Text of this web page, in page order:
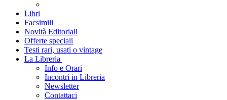
Libri
Facsimili
Novità Editoriali
Offerte speciali
Testi rari, usati o vintage
La Libreria
Info e Orari
Incontri in Libreria
Newsletter
Contattaci